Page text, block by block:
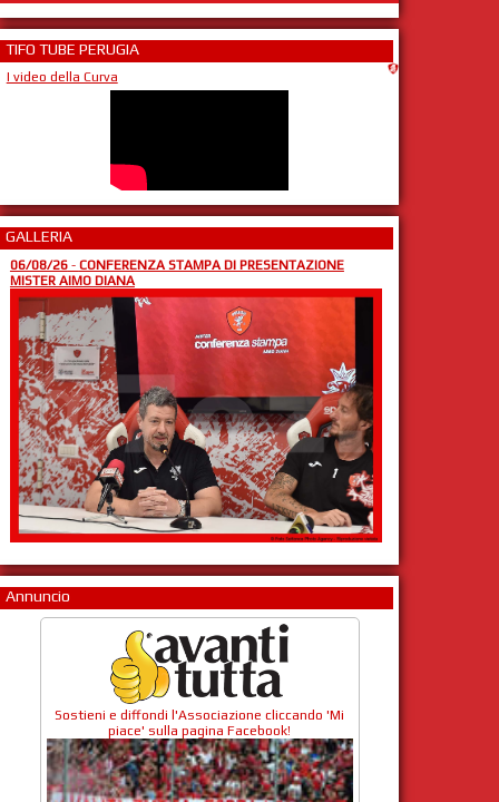
TIFO TUBE PERUGIA
I video della Curva
GALLERIA
06/08/26- CONFERENZA STAMPA DI PRESENTAZIONE
MISTER AIMO DIANA
Annuncio
Sostieni e diffondi l'Associazione cliccando 'Mi
piace' sulla pagina Facebook!